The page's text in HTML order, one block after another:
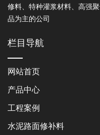
修料、特种灌浆材料、高强
品为主的公司
栏目导航
网站首页
产品中心
工程案例
水泥路面修补料